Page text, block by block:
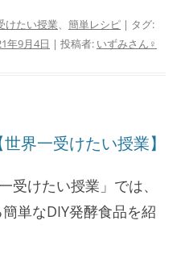
けたい授業、 簡単レシピ | タグ:
年9月4日 | 投稿者: いずみさん♀
界一受けたい授業】
受けたい授業」では、
単なDIY発酵食品を紹